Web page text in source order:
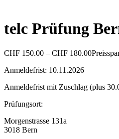
telc Prüfung
CHF 150.00 – CHF 180.00
Anmeldefrist: 10.11.2026
Anmeldefrist mit Zuschlag (plus
Prüfungsort:
Morgenstrasse 131a
3018 Bern